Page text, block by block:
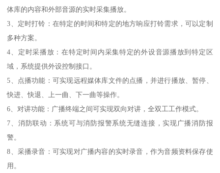
体库的内容和外部音源的实时采集播放。
3、定时打铃：在特定的时间和特定的地方响应打铃需求，可以定制
多种方案。
4、定时采播放：在特定时间内采集特定的外设音源播放到特定区
域，系统提供外设控制接口。
5、点播功能：可实现远程媒体库文件的点播，并进行播放、暂停、
快进、快退、上一曲、下一曲等操作。
6、对讲功能：广播终端之间可实现双向对讲，全双工工作模式。
7、消防联动：系统可与消防报警系统无缝连接，实现广播消防报
警。
8、采播录音：可实现对广播内容的实时录音，作为音频资料保存使
用。